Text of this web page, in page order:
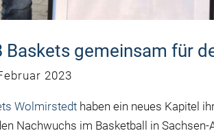
Baskets gemeinsam für
2023
Wolmirstedt haben ein neues Kapitel
Nachwuchs im Basketball in Sachsen-